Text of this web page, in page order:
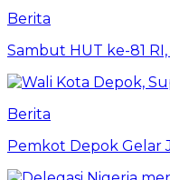
Berita
Sambut HUT ke-81
Berita
Pemkot Depok Gelar